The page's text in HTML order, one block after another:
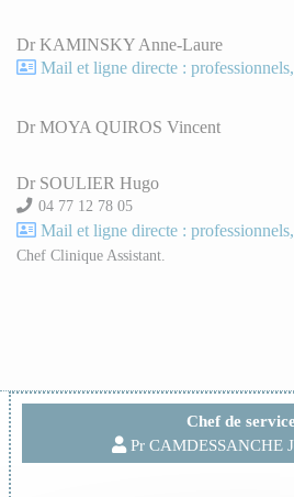
Chef de
Pr CAMDESSANCHE
Dr KAMINSKY Anne-Laure
Mail et ligne directe :
Dr MOYA QUIROS Vincent
Dr SOULIER Hugo
04 77 12 78 05
Mail et ligne directe :
Chef Clinique Assistant.